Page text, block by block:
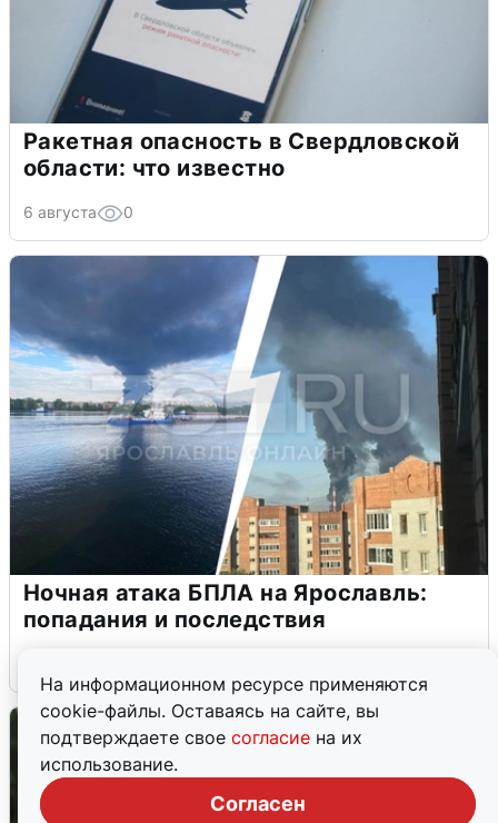
На информационном ресурсе применяются
cookie-файлы. Оставаясь на сайте, вы
подтверждаете свое согласие на их
использование.
Согласен
Ракетная опасность в Свердловской
области: что известно
6 августа 0
Ночная атака БПЛА на Ярославль:
попадания и последствия